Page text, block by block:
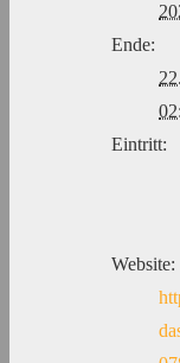
Ende:
Eintritt:
Website: